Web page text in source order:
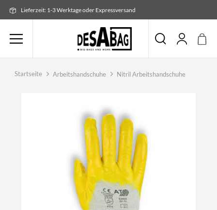
Inhalt
Lieferzeit: 1-3 Werktage oder Expressversand
Startseite Arbeitshandschuhe Nitril Arbeitshandschuhe